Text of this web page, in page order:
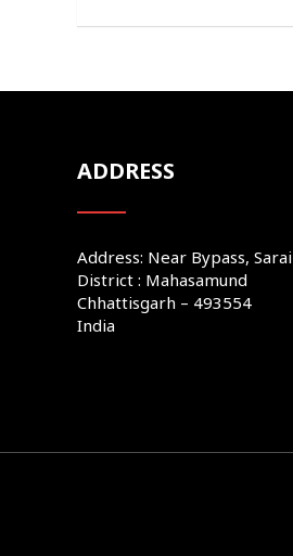
ADDRESS
Address: Near Bypass,
District : Mahasamund
Chhattisgarh – 493554
India